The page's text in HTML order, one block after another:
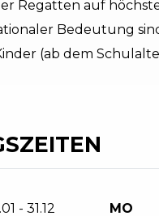
Regatten auf
Bedeutung
(ab dem
- 31.12 MO